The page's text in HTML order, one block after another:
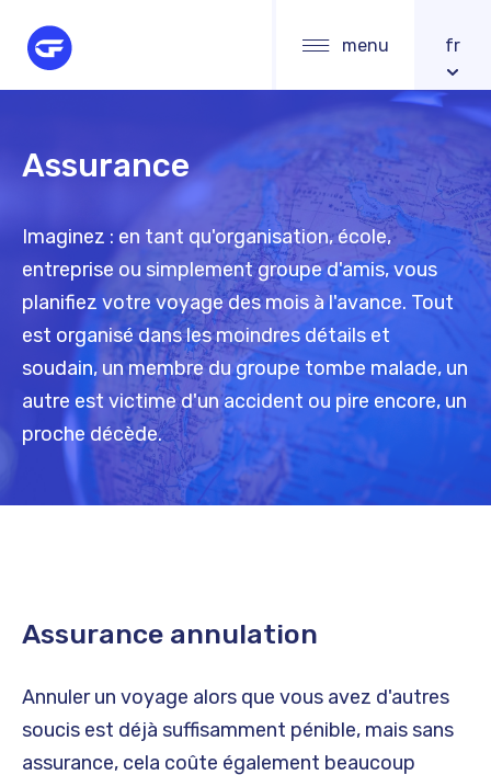
fr
menu
Assurance
Imaginez : en tant qu'organisation, école,
entreprise ou simplement groupe d'amis, vous
planifiez votre voyage des mois à l'avance. Tout
est organisé dans les moindres détails et
soudain, un membre du groupe tombe malade, un
autre est victime d'un accident ou pire encore, un
proche décède.
Assurance annulation
Annuler un voyage alors que vous avez d'autres
soucis est déjà suffisamment pénible, mais sans
assurance, cela coûte également beaucoup